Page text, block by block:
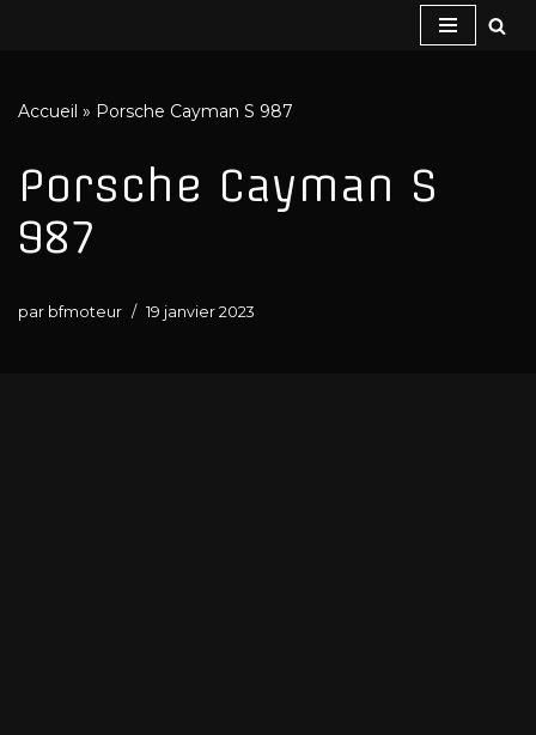
contenu
Accueil » Porsche Cayman S 987
Porsche Cayman S
987
par bfmoteur 19 janvier 2023